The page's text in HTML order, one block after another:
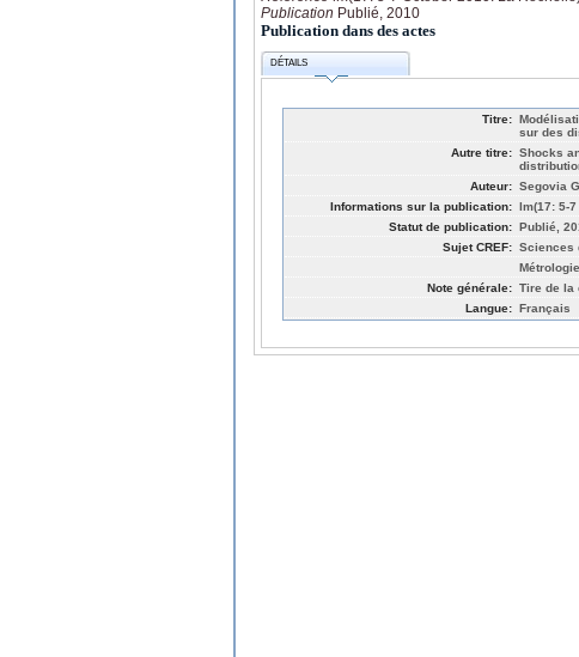
Publication Publié, 2010
Publication dans des actes
DÉTAILS
Titre:
sur des
Autre titre: Shocks
Auteur: Segovia
Informations sur la publication: lm(17: 5-
Statut de publication: Publié,
Sujet CREF: Sciences
Métrologie
Note générale: Tire de la
Langue: Français